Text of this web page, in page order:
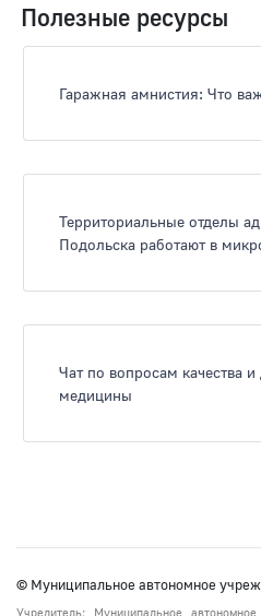
Полезные ресурсы
Гаражная амнистия: Что
Территориальные отделы
Подольска работают в
Чат по вопросам качества и
медицины
© Муниципальное автономное
Учредитель: Муниципальное